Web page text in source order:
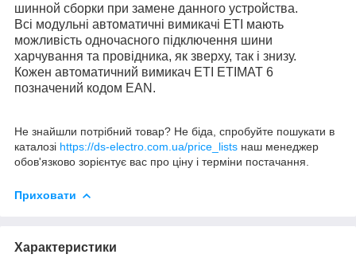
шинной сборки при замене данного устройства.
Всі модульні автоматичні вимикачі ETI мають
можливість одночасного підключення шини
харчування та провідника, як зверху, так і знизу.
Кожен автоматичний вимикач ETI ETIMAT 6
позначений кодом EAN.
Не знайшли потрібний товар? Не біда, спробуйте пошукати в
каталозі https://ds-electro.com.ua/price_lists наш менеджер
обов'язково зорієнтує вас про ціну і терміни постачання.
Приховати
Характеристики